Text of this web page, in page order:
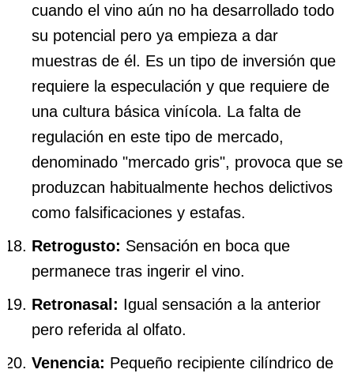
cuando el vino aún no ha desarrollado todo
su potencial pero ya empieza a dar
muestras de él. Es un tipo de inversión que
requiere la especulación y que requiere de
una cultura básica vinícola. La falta de
regulación en este tipo de mercado,
denominado "mercado gris", provoca que se
produzcan habitualmente hechos delictivos
como falsificaciones y estafas.
Retrogusto: Sensación en boca que
permanece tras ingerir el vino.
Retronasal: Igual sensación a la anterior
pero referida al olfato.
Venencia: Pequeño recipiente cilíndrico de